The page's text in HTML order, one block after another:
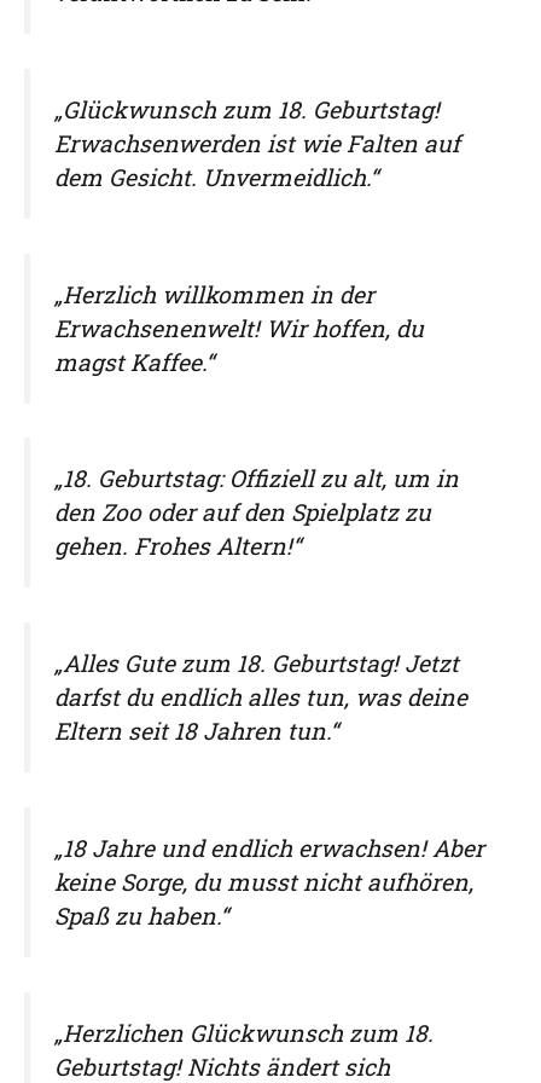
„Glückwunsch zum 18. Geburtstag!
Erwachsenwerden ist wie Falten auf
dem Gesicht. Unvermeidlich.“
„Herzlich willkommen in der
Erwachsenenwelt! Wir hoffen, du
magst Kaffee.“
„18. Geburtstag: Offiziell zu alt, um in
den Zoo oder auf den Spielplatz zu
gehen. Frohes Altern!“
„Alles Gute zum 18. Geburtstag! Jetzt
darfst du endlich alles tun, was deine
Eltern seit 18 Jahren tun.“
„18 Jahre und endlich erwachsen! Aber
keine Sorge, du musst nicht aufhören,
Spaß zu haben.“
„Herzlichen Glückwunsch zum 18.
Geburtstag! Nichts ändert sich